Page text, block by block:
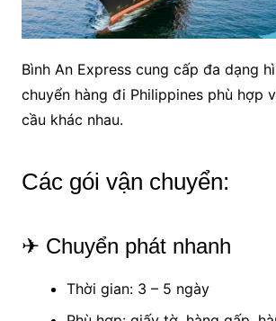
Bình An Express cung cấp đa dạng
chuyển hàng đi Philippines phù hợp
cầu khác nhau.
Các gói vận chuyển:
✈ Chuyển phát nhanh
Thời gian: 3 – 5 ngày